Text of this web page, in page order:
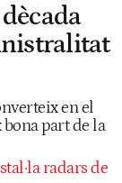
en el
part de la
radars de